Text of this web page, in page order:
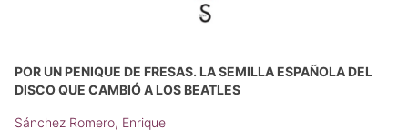
POR UN PENIQUE DE FRESAS. LA SEMILLA ESPAÑOLA DEL
DISCO QUE CAMBIÓ A LOS BEATLES
Sánchez Romero, Enrique